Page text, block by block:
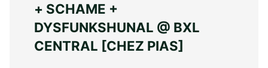
+ SCHAME +
DYSFUNKSHUNAL @ BXL
CENTRAL [CHEZ PIAS]